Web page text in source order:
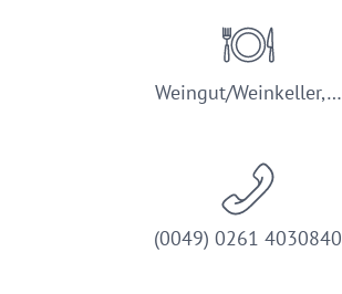
Weingut/Weinkeller,…
(0049) 0261 4030840